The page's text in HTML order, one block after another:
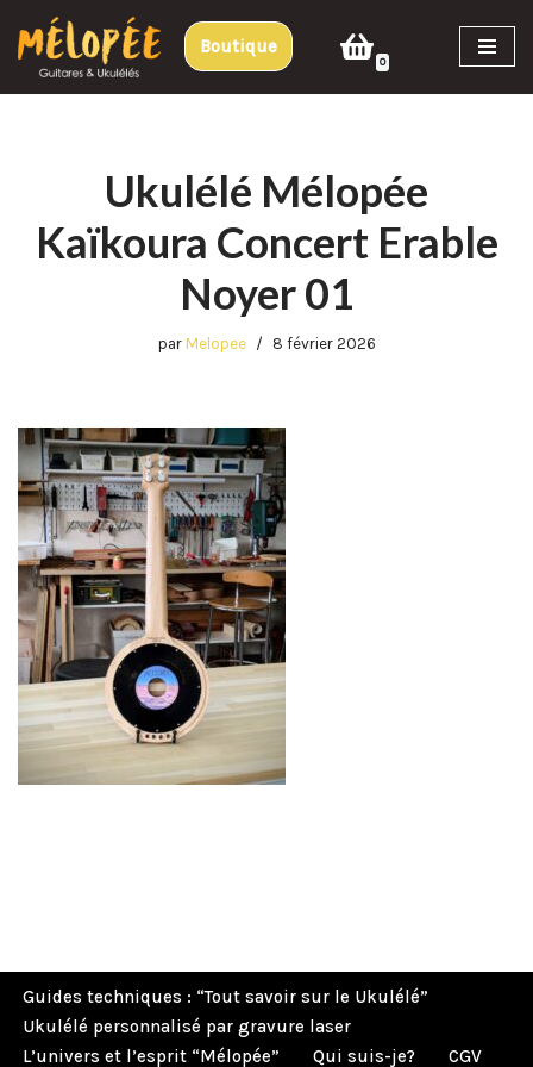
Aller
au
Boutique
0
Ukulélé Mélopée
Kaïkoura Concert Erable
Noyer 01
par Melopee 8 février 2026
Guides techniques : “Tout savoir sur le Ukulélé”
Ukulélé personnalisé par gravure laser
L’univers et l’esprit “Mélopée”
Qui suis-je? CGV